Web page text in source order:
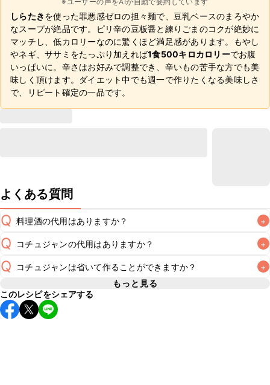
しらたきを使った罪悪感ゼロの担々麺で、豆乳ベースのまろやか
なスープが絶品です。ピリ辛の豆板醤と練りごまのコクが絶妙に
マッチし、低カロリーなのに驚くほど満足感があります。もやし
やネギ、ササミをたっぷり加えれば1食500キロカロリーでお腹
いっぱいに。辛さはお好みで調整でき、辛いもの苦手な方でも美
味しく頂けます。ダイエット中でも週一で作りたくなる美味しさ
で、リピート確定の一品です。
よくある質問
Q 料理酒の代用はありますか？ +
A
Q コチュジャンの代用はありますか？ +
A
Q コチュジャンは省いて作ることができますか？ +
A
使用量が少ない場合は省いてもお作りいただけますが、メイ
ンの味付けとして使用している場合は省くと味がぼやける可
能性があるため、
もっと見る
このレシピをシェアする